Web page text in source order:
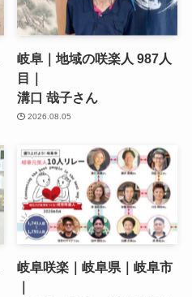
岐阜｜地域の咲楽人 987人
目｜
溝口 哉子さん
2026.08.05
岐阜咲楽｜岐阜県｜岐阜市
｜